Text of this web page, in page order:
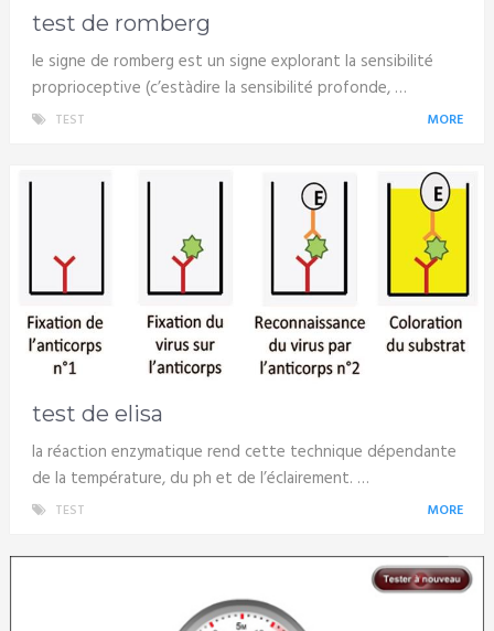
test de romberg
le signe de romberg est un signe explorant la sensibilité
proprioceptive (c’estàdire la sensibilité profonde, …
TEST MORE
test de elisa
la réaction enzymatique rend cette technique dépendante
de la température, du ph et de l’éclairement. …
TEST MORE